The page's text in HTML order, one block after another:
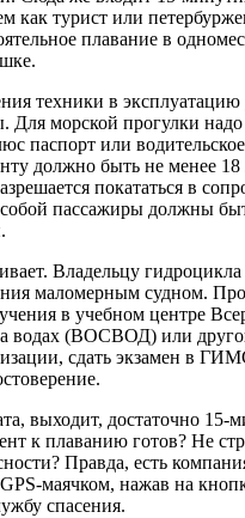
как турист или
плавание в
техники в эксплуатацию
Для морской прогулки надо
паспорт или водительское
должно быть не менее 18
покататься в
пассажиры должны
Владельцу
маломерным судном.
в учебном центре
водах (ВОСВОД) или
сдать экзамен в
выходит, достаточно 15-
к плаванию готов? Не
Правда, есть
маячком, нажав на
спасения.